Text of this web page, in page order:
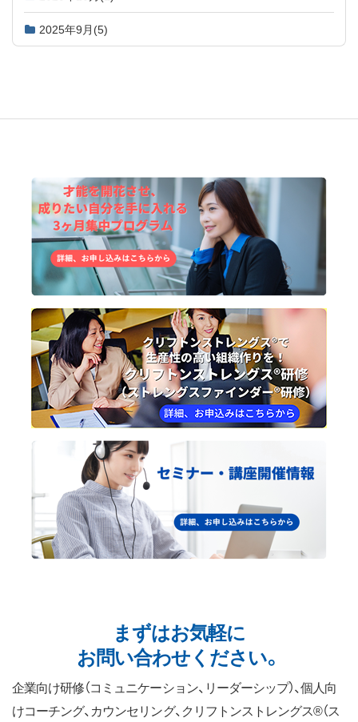
2025年9月 (5)
まずはお気軽に
お問い合わせください。
企業向け研修（コミュニケーション、リーダーシップ）、個人向
けコーチング、カウンセリング、クリフトンストレングス®（ス